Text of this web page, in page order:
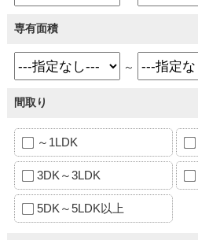
専有面積
～
間取り
～1LDK
3DK～3LDK
5DK～5LDK以上